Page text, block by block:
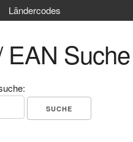
Ländercodes
EAN Suche